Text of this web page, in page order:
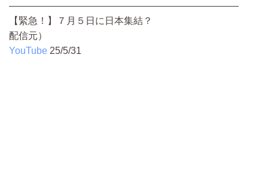
————————————————————————
【緊急！】７月５日に日本集結？
配信元）
YouTube 25/5/31